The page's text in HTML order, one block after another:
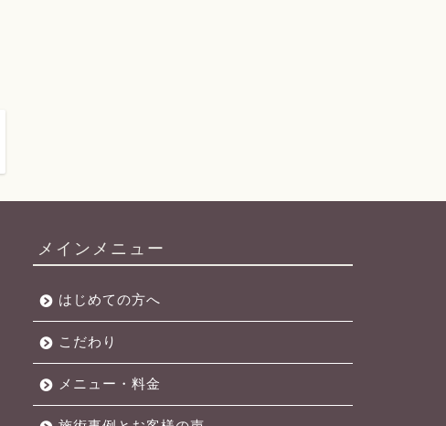
メインメニュー
はじめての方へ
こだわり
メニュー・料金